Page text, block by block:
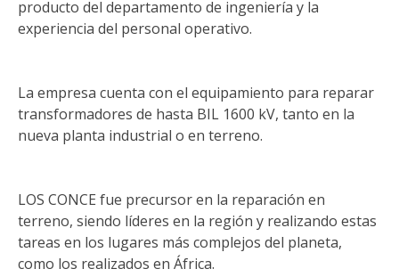
producto del departamento de ingeniería y la
experiencia del personal operativo.
La empresa cuenta con el equipamiento para reparar
transformadores de hasta BIL 1600 kV, tanto en la
nueva planta industrial o en terreno.
LOS CONCE fue precursor en la reparación en
terreno, siendo líderes en la región y realizando estas
tareas en los lugares más complejos del planeta,
como los realizados en África.